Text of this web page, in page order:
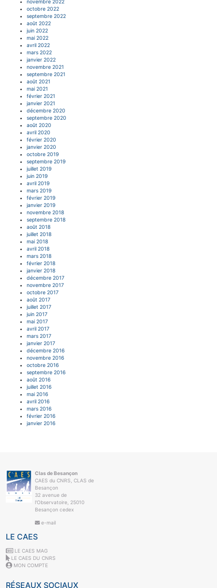
novembre 2022
octobre 2022
septembre 2022
août 2022
juin 2022
mai 2022
avril 2022
mars 2022
janvier 2022
novembre 2021
septembre 2021
août 2021
mai 2021
février 2021
janvier 2021
décembre 2020
septembre 2020
août 2020
avril 2020
février 2020
janvier 2020
octobre 2019
septembre 2019
juillet 2019
juin 2019
avril 2019
mars 2019
février 2019
janvier 2019
novembre 2018
septembre 2018
août 2018
juillet 2018
mai 2018
avril 2018
mars 2018
février 2018
janvier 2018
décembre 2017
novembre 2017
octobre 2017
août 2017
juillet 2017
juin 2017
mai 2017
avril 2017
mars 2017
janvier 2017
décembre 2016
novembre 2016
octobre 2016
septembre 2016
août 2016
juillet 2016
mai 2016
avril 2016
mars 2016
février 2016
janvier 2016
Clas de Besançon
CAES du CNRS, CLAS de
Besançon
32 avenue de
l'Observatoire, 25010
Besançon cedex
e-mail
LE CAES
LE CAES MAG
LE CAES DU CNRS
MON COMPTE
RÉSEAUX SOCIAUX